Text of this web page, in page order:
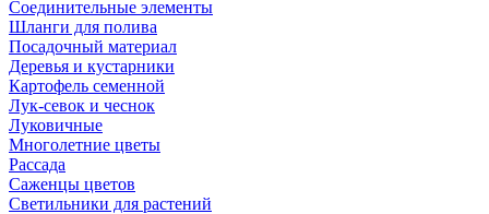
Соединительные элементы
Шланги для полива
Посадочный материал
Деревья и кустарники
Картофель семенной
Лук-севок и чеснок
Луковичные
Многолетние цветы
Рассада
Саженцы цветов
Светильники для растений